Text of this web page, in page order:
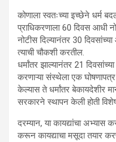
कोणाला स्वतःच्या इच्छेने धर्म
प्राधिकरणाला 60 दिवस आधी
नोटीस दिल्यानंतर 30
त्याची चौकशी करतील.
धर्मांतर झाल्यानंतर 21
करणाऱ्या संस्थेला एक
केल्यास ते धर्मांतर बेकायदेशीर
सरकारने स्थापन केली होती
दरम्यान, या कायद्यांचा अभ्यास
करून कायद्याचा मसूदा तयार